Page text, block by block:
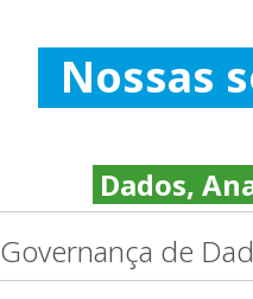
Nossas
Dados,
Governança de